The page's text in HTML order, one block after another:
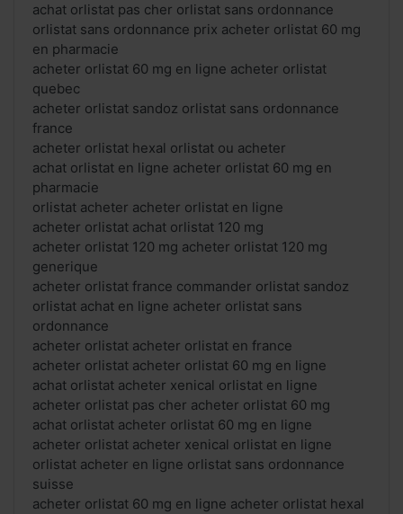
achat orlistat pas cher orlistat sans ordonnance
orlistat sans ordonnance prix acheter orlistat 60 mg
en pharmacie
acheter orlistat 60 mg en ligne acheter orlistat
quebec
acheter orlistat sandoz orlistat sans ordonnance
france
acheter orlistat hexal orlistat ou acheter
achat orlistat en ligne acheter orlistat 60 mg en
pharmacie
orlistat acheter acheter orlistat en ligne
acheter orlistat achat orlistat 120 mg
acheter orlistat 120 mg acheter orlistat 120 mg
generique
acheter orlistat france commander orlistat sandoz
orlistat achat en ligne acheter orlistat sans
ordonnance
acheter orlistat acheter orlistat en france
acheter orlistat acheter orlistat 60 mg en ligne
achat orlistat acheter xenical orlistat en ligne
acheter orlistat pas cher acheter orlistat 60 mg
achat orlistat acheter orlistat 60 mg en ligne
acheter orlistat acheter xenical orlistat en ligne
orlistat acheter en ligne orlistat sans ordonnance
suisse
acheter orlistat 60 mg en ligne acheter orlistat hexal